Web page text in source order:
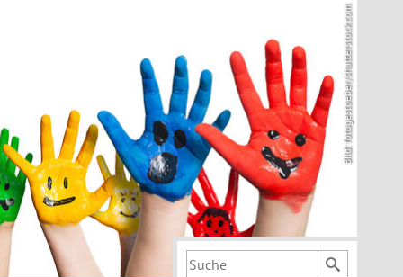
Bild: fotogestoeber/shutterstock.com
Suchbegriff